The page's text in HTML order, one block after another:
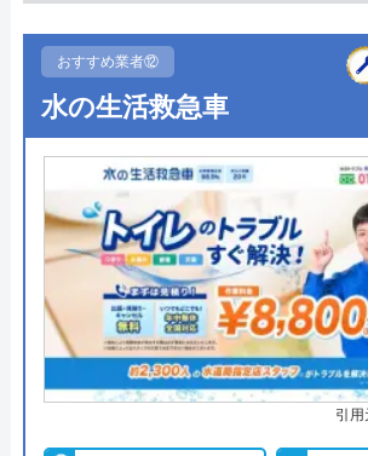
代表者
創業・設立 平成24 年11 月
松江市竹矢町1839-2
対応エリア
松江市、浜田市、出雲
田市、安来市、江津市
雲町、飯南町、川本町
町、津和野町、吉賀町
市、境港市、倉吉市
町、智頭町、八頭町、
町、琴浦町、北栄町
●駆けつけ時間 最短15分
●定休日 年中無休
●出張見積もり 出張見積もり無料
●支払い方法
現金、PayPay、ク
ド、NP後払い
●累計実績 累計対応件数100万件
●保証・保険
1〜3年の無料点検
PL保険加入業者
おすすめ業者⑫
水の生活救急車
引用